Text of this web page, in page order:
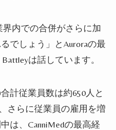
界内での合併がさらに加
でしょう」とAuroraの最
は話してい ます。
計従業員数は約650人と
さらに従業員の雇用を増
は、CanniMedの最高経